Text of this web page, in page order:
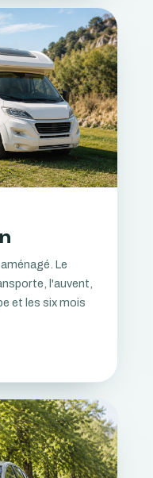
Le
l'auvent,
et les six mois